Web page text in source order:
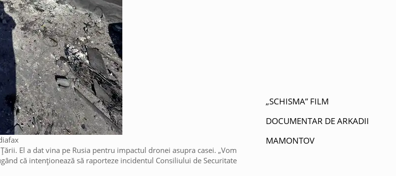
El a dat vina pe Rusia pentru impactul dronei asupra casei. „Vom
că intenționează să raporteze incidentul Consiliului de Securitate
„SCHISMA” FILM
DOCUMENTAR DE ARKADII
MAMONTOV